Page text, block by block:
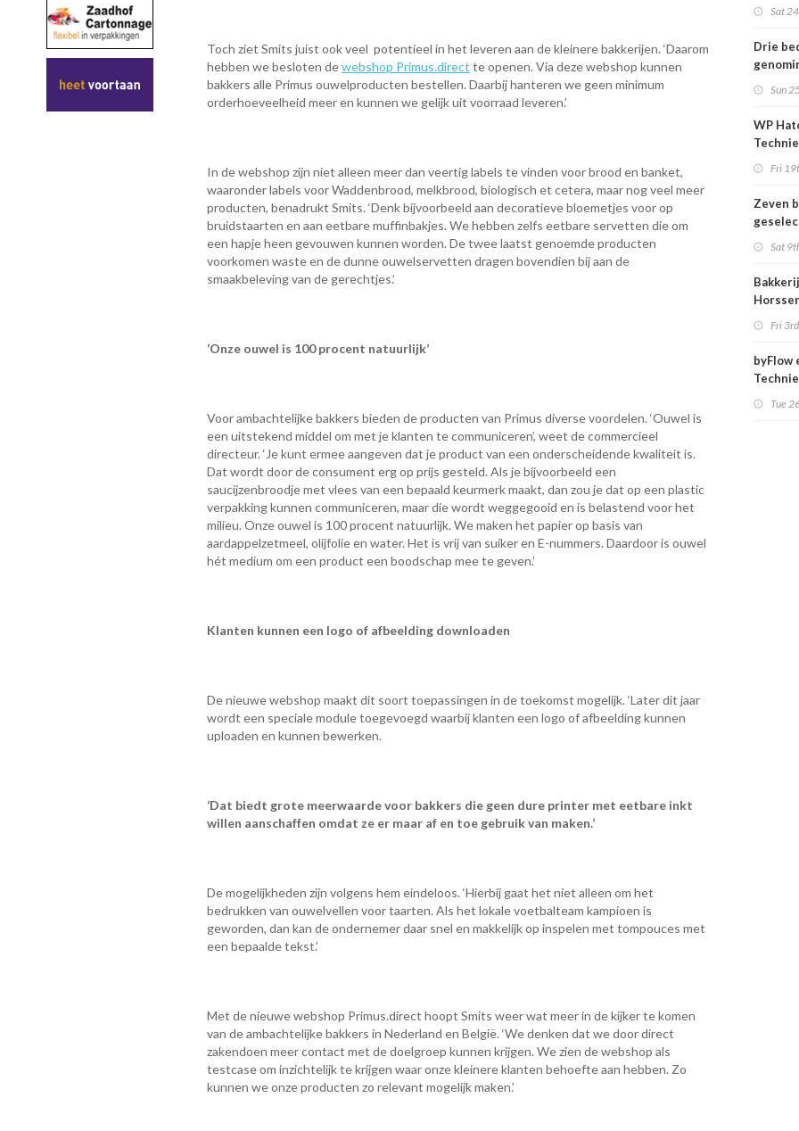
Toch ziet Smits juist ook veel potentieel in het leveren aan de kleinere bakkerijen. ‘Daarom
hebben we besloten dewebshop Primus.direct te openen. Via deze webshop kunnen
bakkers alle Primus ouwelproducten bestellen. Daarbij hanteren we geen minimum
orderhoeveelheid meer en kunnen we gelijk uit voorraad leveren.’
In de webshop zijn niet alleen meer dan veertig labels te vinden voor brood en banket,
waaronder labels voor Waddenbrood, melkbrood, biologisch et cetera, maar nog veel meer
producten, benadrukt Smits. ‘Denk bijvoorbeeld aan decoratieve bloemetjes voor op
bruidstaarten en aan eetbare muffinbakjes. We hebben zelfs eetbare servetten die om
een hapje heen gevouwen kunnen worden. De twee laatst genoemde producten
voorkomen waste en de dunne ouwelservetten dragen bovendien bij aan de
smaakbeleving van de gerechtjes.’
‘Onze ouwel is 100 procent natuurlijk’
Voor ambachtelijke bakkers bieden de producten van Primus diverse voordelen. ‘Ouwel is
een uitstekend middel om met je klanten te communiceren’, weet de commercieel
directeur. ‘Je kunt ermee aangeven dat je product van een onderscheidende kwaliteit is.
Dat wordt door de consument erg op prijs gesteld. Als je bijvoorbeeld een
saucijzenbroodje met vlees van een bepaald keurmerk maakt, dan zou je dat op een plastic
verpakking kunnen communiceren, maar die wordt weggegooid en is belastend voor het
milieu. Onze ouwel is 100 procent natuurlijk. We maken het papier op basis van
aardappelzetmeel, olijfolie en water. Het is vrij van suiker en E-nummers. Daardoor is ouwel
hét medium om een product een boodschap mee te geven.’
Klanten kunnen een logo of afbeelding downloaden
De nieuwe webshop maakt dit soort toepassingen in de toekomst mogelijk. ‘Later dit jaar
wordt een speciale module toegevoegd waarbij klanten een logo of afbeelding kunnen
uploaden en kunnen bewerken.
‘Dat biedt grote meerwaarde voor bakkers die geen dure printer met eetbare inkt
willen aanschaffen omdat ze er maar af en toe gebruik van maken.’
De mogelijkheden zijn volgens hem eindeloos. ‘Hierbij gaat het niet alleen om het
bedrukken van ouwelvellen voor taarten. Als het lokale voetbalteam kampioen is
geworden, dan kan de ondernemer daar snel en makkelijk op inspelen met tompouces met
een bepaalde tekst.’
Met de nieuwe webshop Primus.direct hoopt Smits weer wat meer in de kijker te komen
van de ambachtelijke bakkers in Nederland en België. ‘We denken dat we door direct
zakendoen meer contact met de doelgroep kunnen krijgen. We zien de webshop als
testcase om inzichtelijk te krijgen waar onze kleinere klanten behoefte aan hebben. Zo
kunnen we onze producten zo relevant mogelijk maken.’
Sat
Drie
Bakkerij
Sun
WP
Fri
Zeven
Bakkerij
Sat
Fri
byFlow
Food
Tue